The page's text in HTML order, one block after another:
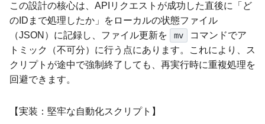
この設計の核心は、APIリクエストが成功した直後に「ど
のIDまで処理したか」をローカルの状態ファイル
（JSON）に記録し、ファイル更新を
mv
コマンドでア
トミック（不可分）に行う点にあります。これにより、ス
クリプトが途中で強制終了しても、再実行時に重複処理を
回避できます。
【実装：堅牢な自動化スクリプト】